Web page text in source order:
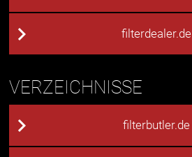
filterdealer.de
VERZEICHNISSE
filterbutler.de